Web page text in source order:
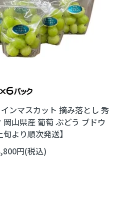
ンマスカット 摘み落とし 秀
山県産 葡萄 ぶどう ブドウ
旬より順次発送】
円(税込)